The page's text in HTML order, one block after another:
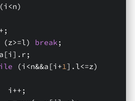
i++;
break;
m=a[i].r;
(i<n&&a[i+1].l<=z)
                i++;